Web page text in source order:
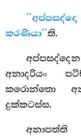
කරණීයා’’ති.
අනාදරියං
කරොන්තො
දුක්කටස්ස.